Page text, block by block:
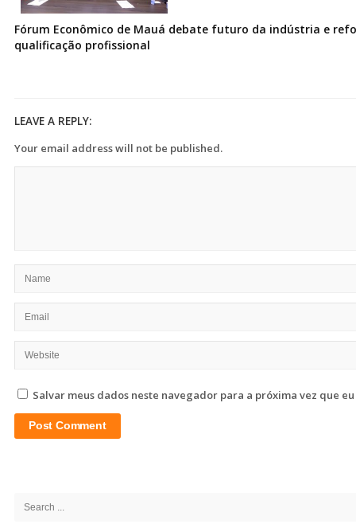
Fórum Econômico de Mauá debate futuro da indústria e
qualificação profissional
LEAVE A REPLY:
Your email address will not be published.
Salvar meus dados neste navegador para a próxima vez que
Search